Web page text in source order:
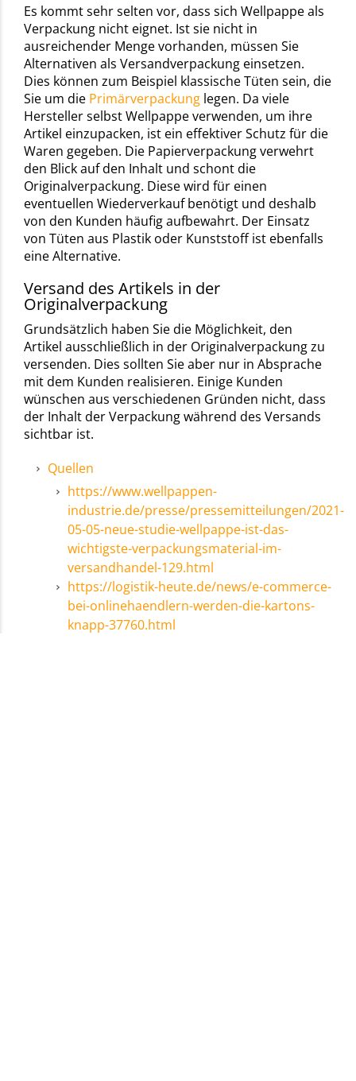
Es kommt sehr selten vor, dass sich Wellpappe als
Verpackung nicht eignet. Ist sie nicht in
ausreichender Menge vorhanden, müssen Sie
Alternativen als Versandverpackung einsetzen.
Dies können zum Beispiel klassische Tüten sein, die
Sie um die Primärverpackung legen. Da viele
Hersteller selbst Wellpappe verwenden, um ihre
Artikel einzupacken, ist ein effektiver Schutz für die
Waren gegeben. Die Papierverpackung verwehrt
den Blick auf den Inhalt und schont die
Originalverpackung. Diese wird für einen
eventuellen Wiederverkauf benötigt und deshalb
von den Kunden häufig aufbewahrt. Der Einsatz
von Tüten aus Plastik oder Kunststoff ist ebenfalls
eine Alternative.
Versand des Artikels in der
Originalverpackung
Grundsätzlich haben Sie die Möglichkeit, den
Artikel ausschließlich in der Originalverpackung zu
versenden. Dies sollten Sie aber nur in Absprache
mit dem Kunden realisieren. Einige Kunden
wünschen aus verschiedenen Gründen nicht, dass
der Inhalt der Verpackung während des Versands
sichtbar ist.
Quellen
https://www.wellpappen-
industrie.de/presse/pressemitteilungen/2021-
05-05-neue-studie-wellpappe-ist-das-
wichtigste-verpackungsmaterial-im-
versandhandel-129.html
https://logistik-heute.de/news/e-commerce-
bei-onlinehaendlern-werden-die-kartons-
knapp-37760.html